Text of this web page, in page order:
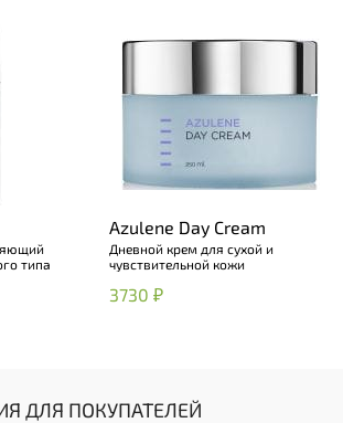
типа
Azulene Day Cream
Дневной крем для сухой и
чувствительной кожи
3730 ₽
ДЛЯ ПОКУПАТЕЛЕЙ